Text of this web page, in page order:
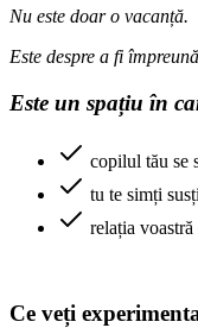
Nu este doar o vacanță.
Este despre a fi
Este un spațiu în
copilul tău se
tu te simți
relația
Ce veți